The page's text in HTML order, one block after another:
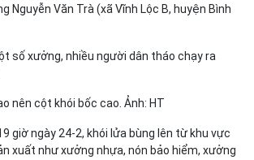
Nguyễn Văn Trà (xã Vĩnh Lộc B, huyện Bình
nên cột khói bốc cao. Ảnh: HT
giờ ngày 24-2, khói lửa bùng lên từ khu vực
xuất như xưởng nhựa, nón bảo hiểm, xưởng